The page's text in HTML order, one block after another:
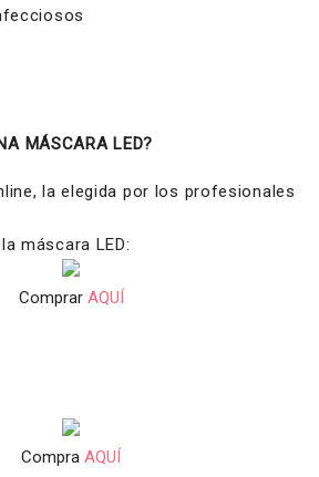
MÁSCARA LED?
la elegida por los profesionales
máscara LED:
Comprar AQUÍ
Compra AQUÍ